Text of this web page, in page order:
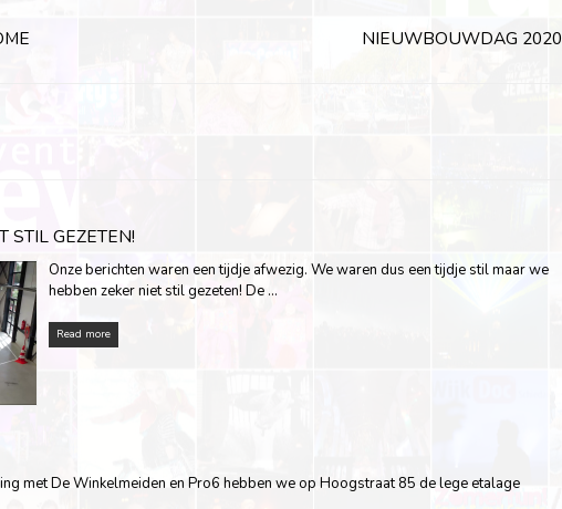
NIEUWBOUWDAG 2020
STIL GEZETEN!
Onze berichten waren een tijdje afwezig. We waren dus een tijdje stil maar we
hebben zeker niet stil gezeten! De …
Read more
met De Winkelmeiden en Pro6 hebben we op Hoogstraat 85 de lege etalage